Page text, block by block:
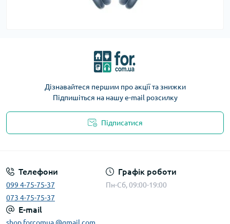
Дізнавайтеся першим про акції та знижки
Підпишіться на нашу e-mail розсилку
Підписатися
Телефони
099 4-75-75-37
073 4-75-75-37
Графік роботи
Пн-Сб, 09:00-19:00
E-mail